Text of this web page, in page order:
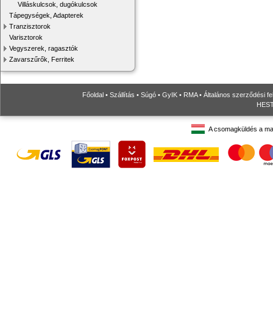
Villáskulcsok, dugókulcsok
Tápegységek, Adapterek
Tranzisztorok
Varisztorok
Vegyszerek, ragasztók
Zavarszűrők, Ferritek
Főoldal • Szállítás • Súgó • GyIK • RMA• Általános szerződési
A csomagküldés a